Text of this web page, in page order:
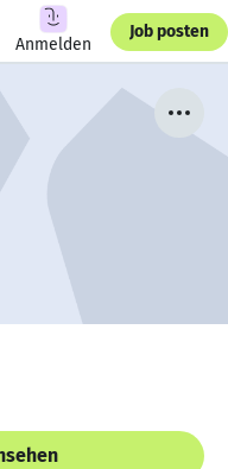
Anmelden
Job posten